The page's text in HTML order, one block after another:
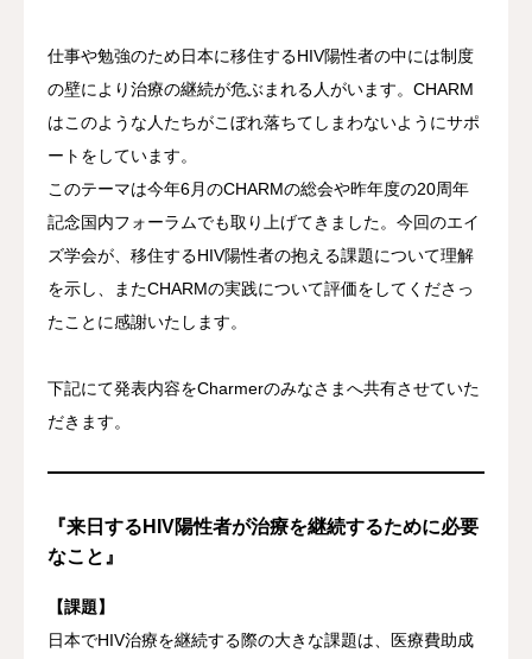
仕事や勉強のため日本に移住するHIV陽性者の中には制度
の壁により治療の継続が危ぶまれる人がいます。CHARM
はこのような人たちがこぼれ落ちてしまわないようにサポ
ートをしています。
このテーマは今年6月のCHARMの総会や昨年度の20周年
記念国内フォーラムでも取り上げてきました。今回のエイ
ズ学会が、移住するHIV陽性者の抱える課題について理解
を示し、またCHARMの実践について評価をしてくださっ
たことに感謝いたします。
下記にて発表内容をCharmerのみなさまへ共有させていた
だきます。
『来日するHIV陽性者が治療を継続するために必要
なこと』
【課題】
日本でHIV治療を継続する際の大きな課題は、医療費助成